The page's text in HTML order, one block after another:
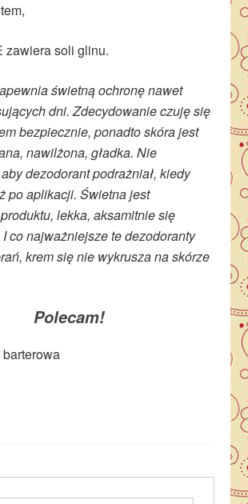
zawiera soli glinu.
świetną ochronę nawet
dni. Zdecydowanie czuję się
bezpiecznie, ponadto skóra jest
nawilżona, gładka. Nie
dezodorant podrażniał, kiedy
po aplikacji. Świetna jest
lekka, aksamitnie się
co najważniejsze te dezodoranty
krem się nie wykrusza na skórze
Polecam!
barterowa